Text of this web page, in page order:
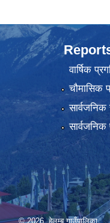
वार्षिक
चौमासिक
सार्वजनिक
सार्वजनिक
© 2026 हेलम्बु गाउँपालिका